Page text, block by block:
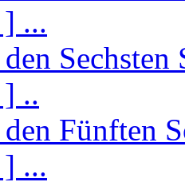
...
Sechsten
..
Fünften
...